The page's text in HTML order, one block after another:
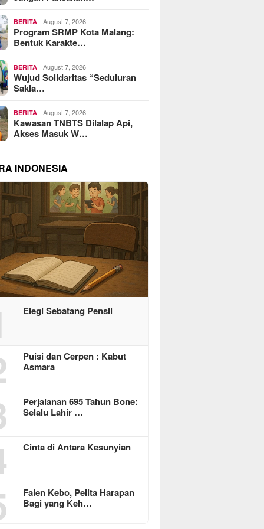
BERITA August 7, 2026
Program SRMP Kota Malang:
Bentuk Karakte…
BERITA August 7, 2026
Wujud Solidaritas “Seduluran
Sakla…
BERITA August 7, 2026
Kawasan TNBTS Dilalap Api,
Akses Masuk W…
INDONESIA
Elegi Sebatang Pensil
Puisi dan Cerpen : Kabut
Asmara
Perjalanan 695 Tahun Bone:
Selalu Lahir …
Cinta di Antara Kesunyian
Falen Kebo, Pelita Harapan
Bagi yang Keh…